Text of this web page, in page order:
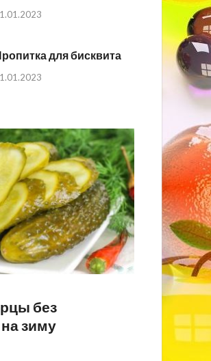
для бисквита
без
зиму